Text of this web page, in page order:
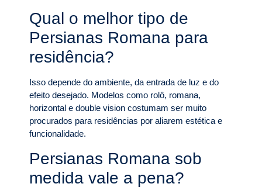
Qual o melhor tipo de
Persianas Romana para
residência?
Isso depende do ambiente, da entrada de luz e do
efeito desejado. Modelos como rolô, romana,
horizontal e double vision costumam ser muito
procurados para residências por aliarem estética e
funcionalidade.
Persianas Romana sob
medida vale a pena?